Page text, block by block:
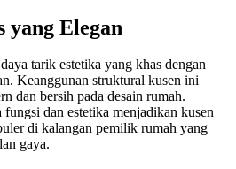
yang Elegan
tarik estetika yang khas dengan
Keanggunan struktural kusen ini
dan bersih pada desain rumah.
dan estetika menjadikan kusen
di kalangan pemilik rumah yang
gaya.